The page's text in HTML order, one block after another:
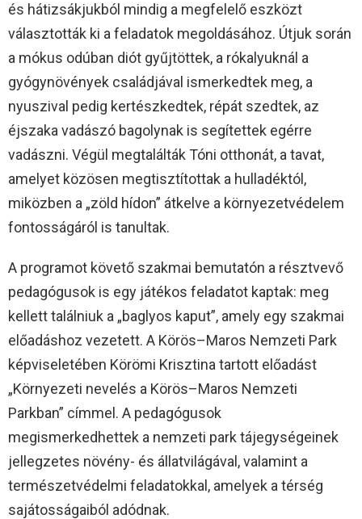
és hátizsákjukból mindig a megfelelő eszközt
választották ki a feladatok megoldásához. Útjuk során
a mókus odúban diót gyűjtöttek, a rókalyuknál a
gyógynövények családjával ismerkedtek meg, a
nyuszival pedig kertészkedtek, répát szedtek, az
éjszaka vadászó bagolynak is segítettek egérre
vadászni. Végül megtalálták Tóni otthonát, a tavat,
amelyet közösen megtisztítottak a hulladéktól,
miközben a „zöld hídon” átkelve a környezetvédelem
fontosságáról is tanultak.
A programot követő szakmai bemutatón a résztvevő
pedagógusok is egy játékos feladatot kaptak: meg
kellett találniuk a „baglyos kaput”, amely egy szakmai
előadáshoz vezetett. A Körös–Maros Nemzeti Park
képviseletében Körömi Krisztina tartott előadást
„Környezeti nevelés a Körös–Maros Nemzeti
Parkban” címmel. A pedagógusok
megismerkedhettek a nemzeti park tájegységeinek
jellegzetes növény- és állatvilágával, valamint a
természetvédelmi feladatokkal, amelyek a térség
sajátosságaiból adódnak.